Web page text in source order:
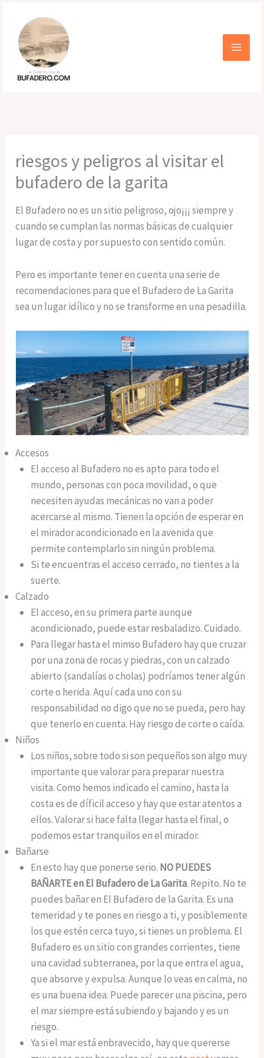
contenido
riesgos y peligros al visitar el
bufadero de la garita
El Bufadero no es un sitio peligroso, ojo¡¡¡ siempre y
cuando se cumplan las normas básicas de cualquier
lugar de costa y por supuesto con sentido común.
Pero es importante tener en cuenta una serie de
recomendaciones para que el Bufadero de La Garita
sea un lugar idílico y no se transforme en una pesadilla.
Accesos
El acceso al Bufadero no es apto para todo el
mundo, personas con poca movilidad, o que
necesiten ayudas mecánicas no van a poder
acercarse al mismo. Tienen la opción de esperar en
el mirador acondicionado en la avenida que
permite contemplarlo sin ningún problema.
Si te encuentras el acceso cerrado, no tientes a la
suerte.
Calzado
El acceso, en su primera parte aunque
acondicionado, puede estar resbaladizo. Cuidado.
Para llegar hasta el mimso Bufadero hay que cruzar
por una zona de rocas y piedras, con un calzado
abierto (sandalías o cholas) podríamos tener algún
corte o herida. Aquí cada uno con su
responsabilidad no digo que no se pueda, pero hay
que tenerlo en cuenta. Hay riesgo de corte o caída.
Niños
Los niños, sobre todo si son pequeños son algo muy
importante que valorar para preparar nuestra
visita. Como hemos indicado el camino, hasta la
costa es de díficil acceso y hay que estar atentos a
ellos. Valorar si hace falta llegar hasta el final, o
podemos estar tranquilos en el mirador.
Bañarse
En esto hay que ponerse serio. NOPUEDES
BAÑARTE en El Bufadero de La Garita. Repito. No te
puedes bañar en El Bufadero de la Garita. Es una
temeridad y te pones en riesgo a ti, y posiblemente
los que estén cerca tuyo, si tienes un problema. El
Bufadero es un sitio con grandes corrientes, tiene
una cavidad subterranea, por la que entra el agua,
que absorve y expulsa. Aunque lo veas en calma, no
es una buena idea. Puede parecer una piscina, pero
el mar siempre está subiendo y bajando y es un
riesgo.
Ya si el mar está enbravecido, hay que quererse